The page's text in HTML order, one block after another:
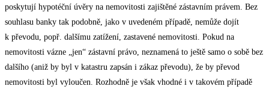
poskytují hypotéční úvěry na nemovitosti zajištěné zástavním právem. Bez
souhlasu banky tak podobně, jako v uvedeném případě, nemůže dojít
k převodu, popř. dalšímu zatížení, zastavené nemovitosti. Pokud na
nemovitosti vázne „jen“ zástavní právo, neznamená to ještě samo o sobě bez
dalšího (aniž by byl v katastru zapsán i zákaz převodu), že by převod
nemovitosti byl vyloučen. Rozhodně je však vhodné i v takovém případě